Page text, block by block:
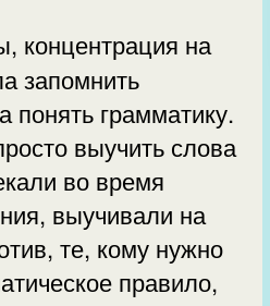
запомнить
грамматику.
выучить слова
во время
выучивали на
те, кому нужно
правило,